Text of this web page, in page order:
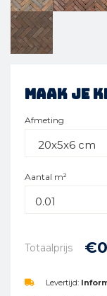
Maak je
Afmeting
Aantal m²
Totaalprijs €
Levertijd: